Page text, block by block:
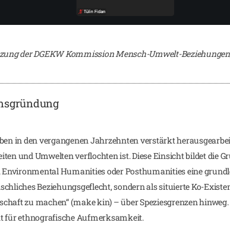
der DGEKW Kommission Mensch-Umwelt-
in den vergangenen Jahrzehnten verstärkt
und Umwelten verflochten ist. Diese Einsicht bildet die
Humanities oder Posthumanities eine
Beziehungsgeflecht, sondern als situierte Ko-
zu machen“ (make kin) – über Speziesgrenzen
für ethnografische Aufmerksamkeit.